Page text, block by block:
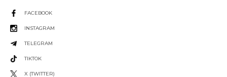
FACEBOOK
INSTAGRAM
TELEGRAM
TIKTOK
X (TWITTER)